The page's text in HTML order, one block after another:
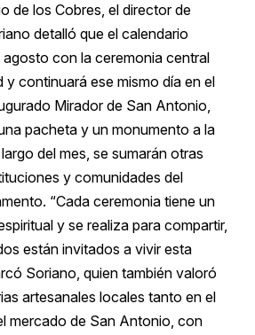
de los Cobres, el director de
detalló que el calendario
agosto con la ceremonia central
y continuará ese mismo día en el
Mirador de San Antonio,
pacheta y un monumento a la
del mes, se sumarán otras
y comunidades del
“Cada ceremonia tiene un
y se realiza para compartir,
están invitados a vivir esta
Soriano, quien también valoró
artesanales locales tanto en el
mercado de San Antonio, con